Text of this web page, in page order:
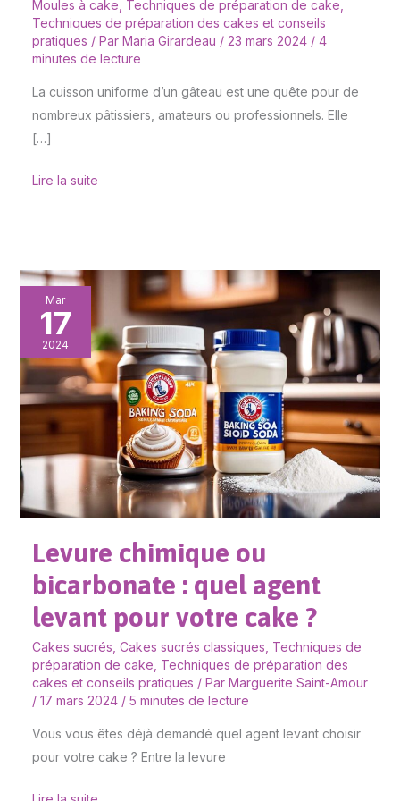
Moules à cake Techniques de préparation de cake
Techniques de préparation des cakes et conseils
pratiques / Par Maria Girardeau / 23 mars 2024 / 4
minutes de lecture
La cuisson uniforme d’un gâteau est une quête pour de
nombreux pâtissiers, amateurs ou professionnels. Elle
[…]
Lire la suite
Mar
17
2024
Levure chimique ou
bicarbonate : quel agent
levant pour votre cake ?
Cakes sucrés Cakes sucrés classiques Techniques de
préparation de cake Techniques de préparation des
cakes et conseils pratiques / Par Marguerite Saint-Amour
/ 17 mars 2024 / 5 minutes de lecture
Vous vous êtes déjà demandé quel agent levant choisir
pour votre cake ? Entre la levure
Levure
chimique
ou
bicarbonate
:
quel
agent
levant
pour
votre